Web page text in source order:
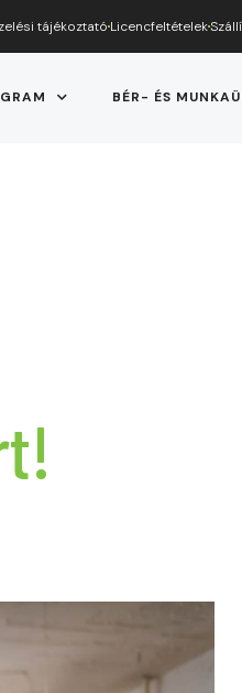
tájékoztatóLicencfeltételek
BÉR- ÉS